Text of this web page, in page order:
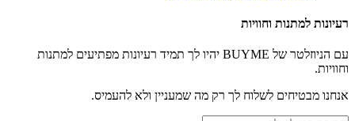
רעיונות למתנות וחוויות
עם הניוזלטר של BUYME יהיו לך תמיד רעיונות מפתיעים למתנות
וחוויות.
אנחנו מבטיחים לשלוח לך רק מה שמעניין ולא להעמיס.